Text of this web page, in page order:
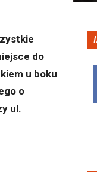
do
u boku
o
ul.